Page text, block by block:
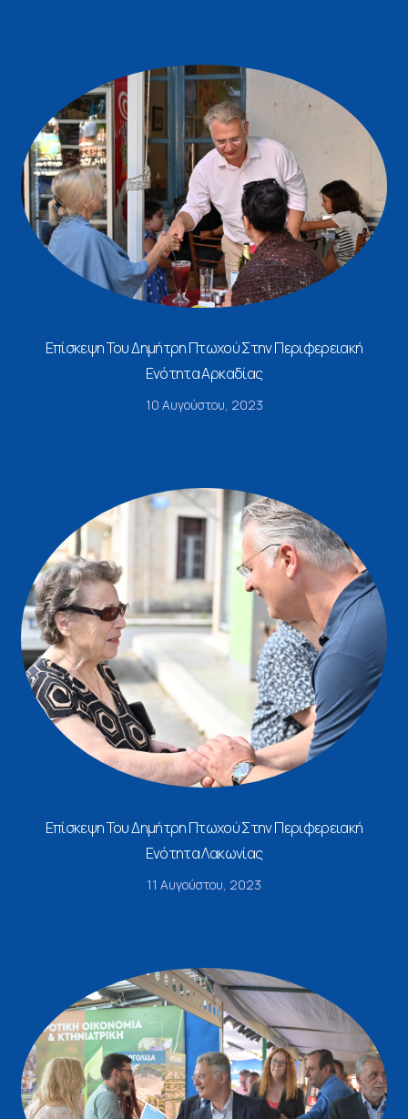
Επίσκεψη Του Δημήτρη Πτωχού Στην Περιφερειακή
Ενότητα Αρκαδίας
10 Αυγούστου, 2023
Επίσκεψη Του Δημήτρη Πτωχού Στην Περιφερειακή
Ενότητα Λακωνίας
11 Αυγούστου, 2023